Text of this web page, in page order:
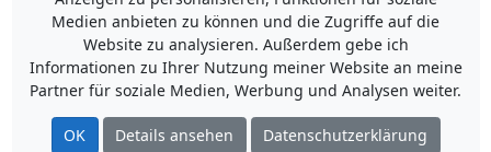
Medien anbieten zu können und die Zugriffe auf die
Website zu analysieren. Außerdem gebe ich
Informationen zu Ihrer Nutzung meiner Website an meine
Partner für soziale Medien, Werbung und Analysen weiter.
OK Details ansehen Datenschutzerklärung